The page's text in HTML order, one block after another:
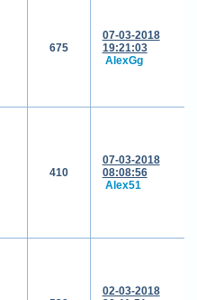
675
07-03-2018
19:21:03
AlexGg
410
07-03-2018
08:08:56
Alex51
02-03-2018